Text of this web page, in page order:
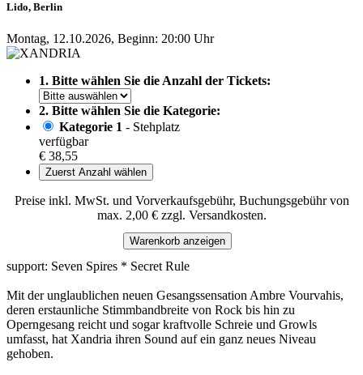
Lido, Berlin
Montag, 12.10.2026, Beginn: 20:00 Uhr
1. Bitte wählen Sie die Anzahl der Tickets:
2. Bitte wählen Sie die Kategorie:
Kategorie 1 - Stehplatz
verfügbar
€ 38,55
Zuerst Anzahl wählen
Preise inkl. MwSt. und Vorverkaufsgebühr, Buchungsgebühr von
max. 2,00 € zzgl. Versandkosten.
Warenkorb anzeigen
support: Seven Spires * Secret Rule
Mit der unglaublichen neuen Gesangssensation Ambre Vourvahis,
deren erstaunliche Stimmbandbreite von Rock bis hin zu
Operngesang reicht und sogar kraftvolle Schreie und Growls
umfasst, hat Xandria ihren Sound auf ein ganz neues Niveau
gehoben.